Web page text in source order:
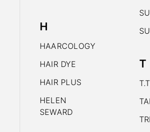
H
HAARCOLOGY
HAIR DYE
HAIR PLUS
HELEN
SEWARD
T